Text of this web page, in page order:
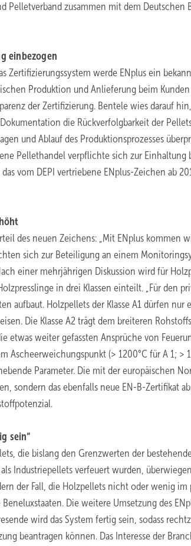
Pelletverband zusammen mit dem Deutschen
einbezogen
Zertifizierungssystem werde ENplus ein
Produktion und Anlieferung beim
der Zertifizierung. Bentele wies darauf
die Rückverfolgbarkeit der
und Ablauf des Produktionsprozesses
Pellethandel verpflichte sich zur
vom DEPI vertriebene ENplus-Zeichen ab
des neuen Zeichens: „Mit ENplus kommen
sich zur Beteiligung an einem
einer mehrjährigen Diskussion wird für
in drei Klassen einteilt. „Für den
aufbaut. Holzpellets der Klasse A1 dürfen
Die Klasse A2 trägt dem breiteren
etwas weiter gefassten Ansprüche von
Ascheerweichungspunkt (> 1200°C für A 1; >
Parameter. Die mit der europäischen
sondern das ebenfalls neue EN-B-Zertifikat
sein“
die bislang den Grenzwerten der
Industriepellets verfeuert wurden,
der Fall, die Holzpellets nicht oder wenig
Die weitere Umsetzung des
wird das System fertig sein, sodass
beantragen können. Das Interesse der